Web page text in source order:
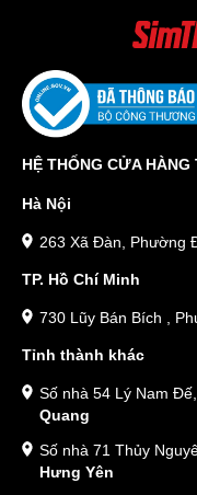
HỆ THỐNG CỬA HÀNG
Hà Nội
263 Xã Đàn, Phường
TP. Hồ Chí Minh
730 Lũy Bán Bích ,
Tỉnh thành khác
Số nhà 54 Lý Nam
Quang
Số nhà 71 Thủy
Hưng Yên